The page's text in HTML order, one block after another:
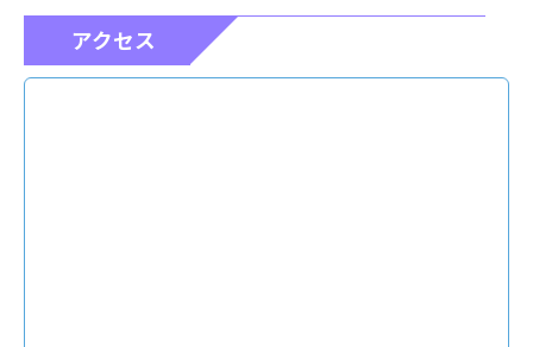
アクセス